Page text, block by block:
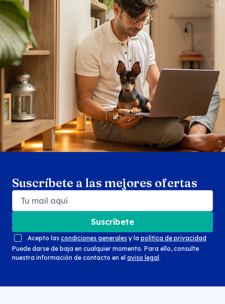
Suscríbete a las mejores ofertas
Suscríbete
Acepto las condiciones generales y la política de privacidad
Puede darse de baja en cualquier momento. Para ello, consulte
nuestra información de contacto en el aviso legal .
Search products